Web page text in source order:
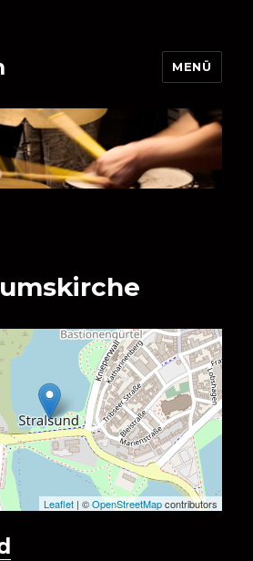
MENÜ
Leaflet| ©OpenStreetMapcontributors